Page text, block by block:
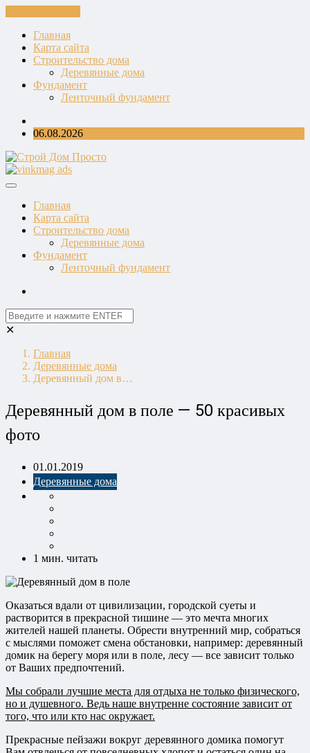
Главная
Карта сайта
Строительство дома
Деревянные дома
Фундамент
Ленточный фундамент
06.08.2026
Главная
Карта сайта
Строительство дома
Деревянные дома
Фундамент
Ленточный фундамент
✕
Главная
Деревянные дома
Деревянный дом в…
Деревянный дом в поле — 50 красивых
фото
01.01.2019
Деревянные дома
1 мин. читать
Оказаться вдали от цивилизации, городской суеты и
растворится в прекрасной тишине — это мечта многих
жителей нашей планеты. Обрести внутренний мир, собраться
с мыслями поможет смена обстановки, например: деревянный
домик на берегу моря или в поле, лесу — все зависит только
от Ваших предпочтений.
Мы собрали лучшие места для отдыха не только физического,
но и душевного. Ведь наше внутренне состояние зависит от
того, что или кто нас окружает.
Прекрасные пейзажи вокруг деревянного домика помогут